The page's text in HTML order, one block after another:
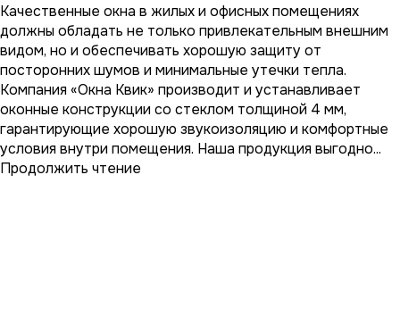
Качественные окна в жилых и офисных помещениях
должны обладать не только привлекательным внешним
видом, но и обеспечивать хорошую защиту от
посторонних шумов и минимальные утечки тепла.
Компания «Окна Квик» производит и устанавливает
оконные конструкции со стеклом толщиной 4 мм,
гарантирующие хорошую звукоизоляцию и комфортные
условия внутри помещения. Наша продукция выгодно...
Продолжить чтение